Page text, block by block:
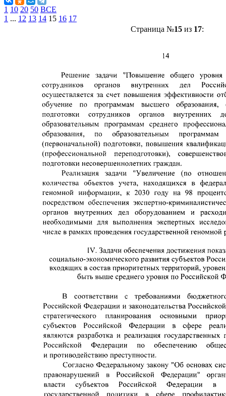
1 10 20 50 ВСЕ
1 ... 12 13 14 15 16 17
Страница №15из 17: